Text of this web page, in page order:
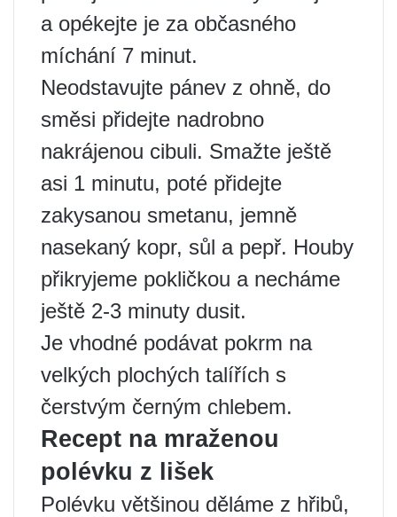
a opékejte je za občasného
míchání 7 minut.
Neodstavujte pánev z ohně, do
směsi přidejte nadrobno
nakrájenou cibuli. Smažte ještě
asi 1 minutu, poté přidejte
zakysanou smetanu, jemně
nasekaný kopr, sůl a pepř. Houby
přikryjeme pokličkou a necháme
ještě 2-3 minuty dusit.
Je vhodné podávat pokrm na
velkých plochých talířích s
čerstvým černým chlebem.
Recept na mraženou
polévku z lišek
Polévku většinou děláme z hřibů,